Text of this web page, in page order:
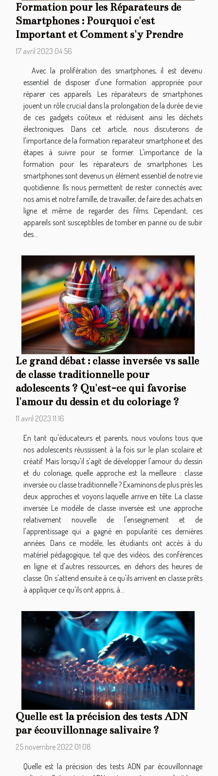
Formation pour les Réparateurs de
Smartphones : Pourquoi c'est
Important et Comment s'y Prendre
17 avril 2023 04:56
Avec la prolifération des smartphones, il est devenu
essentiel de disposer d'une formation appropriée pour
réparer ces appareils. Les réparateurs de smartphones
jouent un rôle crucial dans la prolongation de la durée de vie
de ces gadgets coûteux et réduisent ainsi les déchets
électroniques. Dans cet article, nous discuterons de
l'importance de la formation reparateur smartphone et des
étapes à suivre pour se former. L'importance de la
formation pour les réparateurs de smartphones Les
smartphones sont devenus un élément essentiel de notre vie
quotidienne. Ils nous permettent de rester connectés avec
nos amis et notre famille, de travailler, de faire des achats en
ligne et même de regarder des films. Cependant, ces
appareils sont susceptibles de tomber en panne ou de subir
des...
Le grand débat : classe inversée vs salle
de classe traditionnelle pour
adolescents ? Qu'est-ce qui favorise
l'amour du dessin et du coloriage ?
11 avril 2023 11:16
En tant qu'éducateurs et parents, nous voulons tous que
nos adolescents réussissent à la fois sur le plan scolaire et
créatif. Mais lorsqu'il s'agit de développer l'amour du dessin
et du coloriage, quelle approche est la meilleure : classe
inversée ou classe traditionnelle ? Examinons de plus près les
deux approches et voyons laquelle arrive en tête. La classe
inversée Le modèle de classe inversée est une approche
relativement nouvelle de l'enseignement et de
l'apprentissage qui a gagné en popularité ces dernières
années. Dans ce modèle, les étudiants ont accès à du
matériel pédagogique, tel que des vidéos, des conférences
en ligne et d'autres ressources, en dehors des heures de
classe. On s'attend ensuite à ce qu'ils arrivent en classe prêts
à appliquer ce qu'ils ont appris, à...
Quelle est la précision des tests ADN
par écouvillonnage salivaire ?
25 novembre 2022 01:08
Quelle est la précision des tests ADN par écouvillonnage